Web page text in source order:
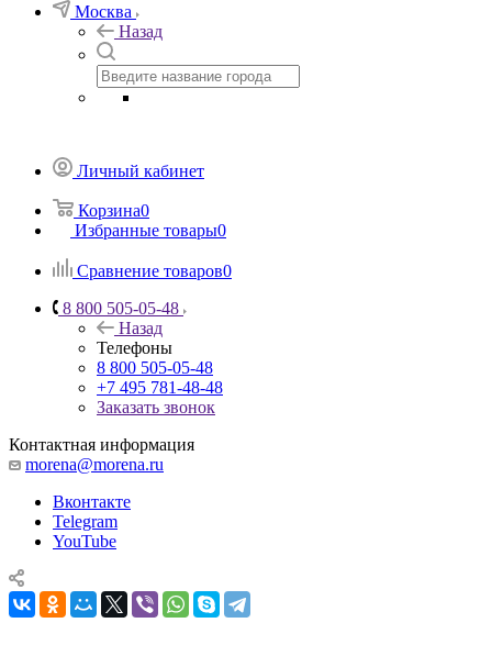
Москва
Назад
Личный кабинет
Корзина0
Избранные товары0
Сравнение товаров0
8 800 505-05-48
Назад
Телефоны
8 800 505-05-48
+7 495 781-48-48
Заказать звонок
Контактная информация
morena@morena.ru
Вконтакте
Telegram
YouTube